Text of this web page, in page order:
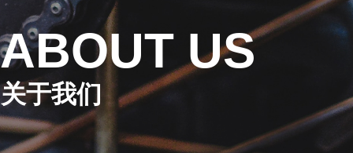
ABOUT US
关于我们